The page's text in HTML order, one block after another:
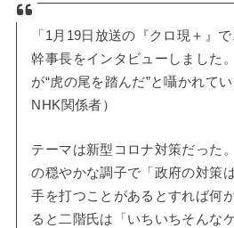
「1月19日放送の『クロ現＋』
幹事長をインタビューしました
が“虎の尾を踏んだ”と囁かれて
NHK関係者）
テーマは新型コロナ対策だった
の穏やかな調子で「政府の対策
手を打つことがあるとすれば何
ると二階氏は「いちいちそんな